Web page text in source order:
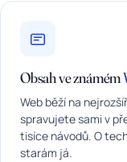
Obsah ve známém
Web běží na
spravujete sami v
tisíce návodů. O
starám já.